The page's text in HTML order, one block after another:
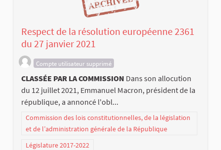
Respect de la résolution européenne 2361
du 27 janvier 2021
Compte utilisateur supprimé
CLASSÉE PAR LA COMMISSION Dans son allocution
du 12 juillet 2021, Emmanuel Macron, président de la
république, a annoncé l'obl...
Commission des lois constitutionnelles, de la législation
et de l’administration générale de la République
Législature 2017-2022